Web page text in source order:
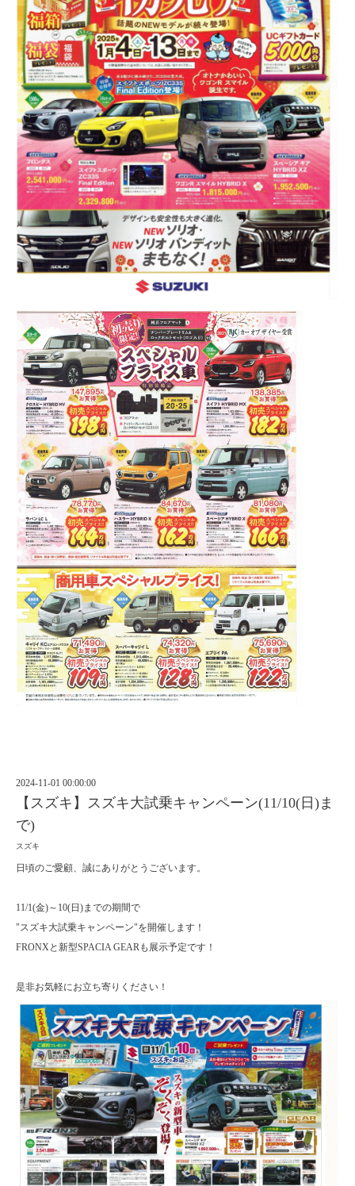
2024-11-01 00:00:00
【スズキ】スズキ大試乗キャンペーン(11/10(日)ま
で)
スズキ
日頃のご愛顧、誠にありがとうございます。
11/1(金)～10(日)までの期間で
"スズキ大試乗キャンペーン"を開催します！
FRONXと新型SPACIA GEARも展示予定です！
是非お気軽にお立ち寄りください！